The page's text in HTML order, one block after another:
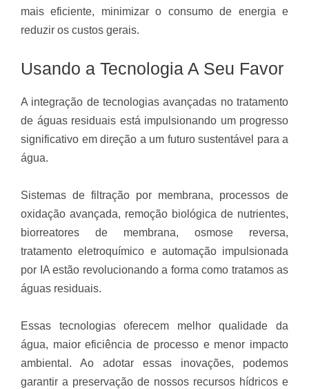
mais eficiente, minimizar o consumo de energia e
reduzir os custos gerais.
Usando a Tecnologia A Seu Favor
A integração de tecnologias avançadas no tratamento
de águas residuais está impulsionando um progresso
significativo em direção a um futuro sustentável para a
água.
Sistemas de filtração por membrana, processos de
oxidação avançada, remoção biológica de nutrientes,
biorreatores de membrana, osmose reversa,
tratamento eletroquímico e automação impulsionada
por IA estão revolucionando a forma como tratamos as
águas residuais.
Essas tecnologias oferecem melhor qualidade da
água, maior eficiência de processo e menor impacto
ambiental. Ao adotar essas inovações, podemos
garantir a preservação de nossos recursos hídricos e